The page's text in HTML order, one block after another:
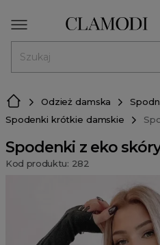
Odzież damska
Spodenki krótkie damskie
Spodenki z eko
Kod produktu: 282